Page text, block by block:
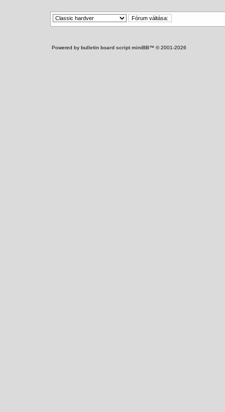
Powered by bulletin board script miniBB™ © 2001-2026